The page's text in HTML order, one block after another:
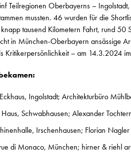
Teilregionen Oberbayerns –
mussten. 46 wurden für die
tausend Kilometern Fahrt, rund 50
in München-Oberbayern ansässige
Kritikerpersönlichkeit – am 14.3.2024
Ingolstadt; Architekturbüro
Schwabhausen; Alexander
Irschenhausen; Florian
di Monaco, München; hirner & riehl